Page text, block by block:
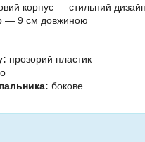
корпус — стильний
— 9 см довжиною
прозорий пластик
бокове